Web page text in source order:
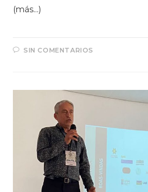
(más…)
SIN COMENTARIOS